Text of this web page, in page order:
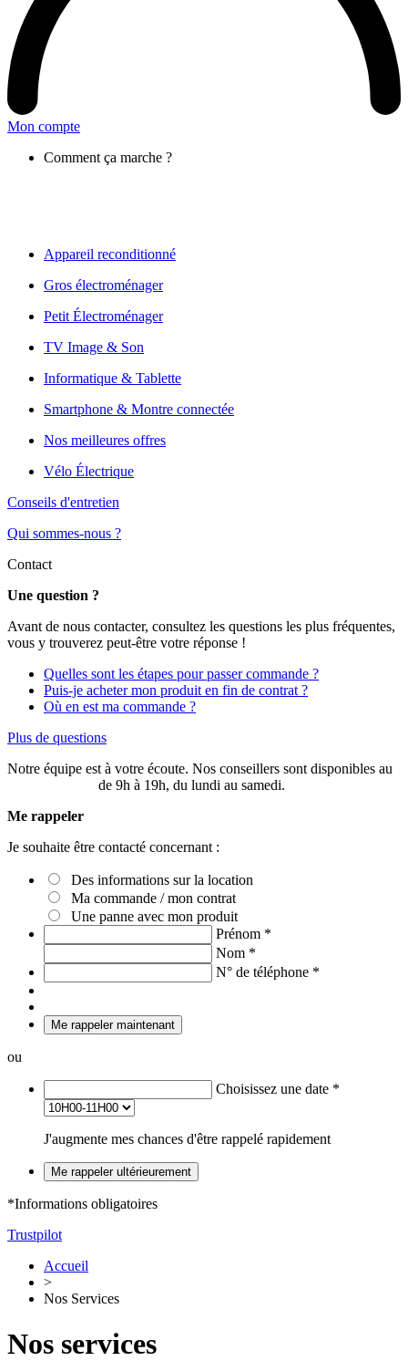
Mon compte
Comment ça marche ?
Appareil reconditionné
Gros électroménager
Petit Électroménager
TV Image & Son
Informatique & Tablette
Smartphone & Montre connectée
Nos meilleures offres
Vélo Électrique
Conseils d'entretien
Qui sommes-nous ?
Contact
Une question ?
Avant de nous contacter, consultez les questions les plus fréquentes,
vous y trouverez peut-être votre réponse !
Quelles sont les étapes pour passer commande ?
Puis-je acheter mon produit en fin de contrat ?
Où en est ma commande ?
Plus de questions
Notre équipe est à votre écoute. Nos conseillers sont disponibles au
de 9h à 19h, du lundi au samedi.
Me rappeler
Je souhaite être contacté concernant :
Des informations sur la location
Ma commande / mon contrat
Une panne avec mon produit
Prénom *
Nom *
N° de téléphone *
Me rappeler maintenant
ou
Choisissez une date *
J'augmente mes chances d'être rappelé rapidement
Me rappeler ultérieurement
*Informations obligatoires
Trustpilot
Accueil
>
Nos Services
Nos services